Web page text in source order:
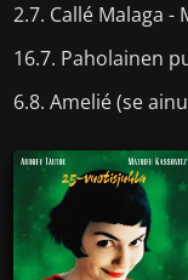
2.7. Callé Malaga
16.7. Paholainen
6.8. Amelié (se